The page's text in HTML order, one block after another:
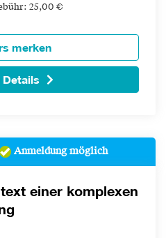
25,00 €
merken
Anmeldung möglich
einer komplexen